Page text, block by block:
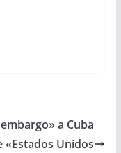
a Cuba
«Estados Unidos